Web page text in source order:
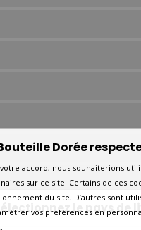
le pays de
Dorée
accord, nous souhaiterions
sur ce site. Certains de ces
du site. D’autres sont
vos préférences en